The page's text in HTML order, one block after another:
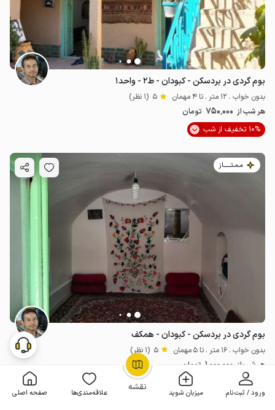
نقشه ورود / ثبت‌نام میزبان شوید علاقه‌مندی‌ها صفحه اصلی
OpenStreetMap
بوم گردی در بردسکن - کبودان - ط۲ - واحد۱
بدون خواب . 12 متر . تا 4 مهمان 5 (1 نظر)
هر شب از 750٬000 تومان
10% تخفیف از شب
مـمـتــــــاز
بوم گردی در بردسکن - کبودان - همکف
بدون خواب . 16 متر . تا 5 مهمان 5 (1 نظر)
هر شب از 1٬000٬000 تومان
10% تخفیف از 3 شب